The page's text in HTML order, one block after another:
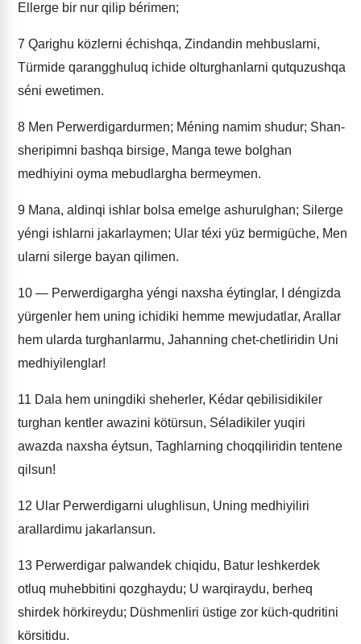
Ellerge bir nur qilip bérimen;
7 Qarighu közlerni échishqa, Zindandin mehbuslarni,
Türmide qarangghuluq ichide olturghanlarni qutquzushqa
séni ewetimen.
8 Men Perwerdigardurmen; Méning namim shudur; Shan-
sheripimni bashqa birsige, Manga tewe bolghan
medhiyini oyma mebudlargha bermeymen.
9 Mana, aldinqi ishlar bolsa emelge ashurulghan; Silerge
yéngi ishlarni jakarlaymen; Ular téxi yüz bermigüche, Men
ularni silerge bayan qilimen.
10 — Perwerdigargha yéngi naxsha éytinglar, I déngizda
yürgenler hem uning ichidiki hemme mewjudatlar, Arallar
hem ularda turghanlarmu, Jahanning chet-chetliridin Uni
medhiyilenglar!
11 Dala hem uningdiki sheherler, Kédar qebilisidikiler
turghan kentler awazini kötürsun, Séladikiler yuqiri
awazda naxsha éytsun, Taghlarning choqqiliridin tentene
qilsun!
12 Ular Perwerdigarni ulughlisun, Uning medhiyiliri
arallardimu jakarlansun.
13 Perwerdigar palwandek chiqidu, Batur leshkerdek
otluq muhebbitini qozghaydu; U warqiraydu, berheq
shirdek hörkireydu; Düshmenliri üstige zor küch-qudritini
körsitidu.